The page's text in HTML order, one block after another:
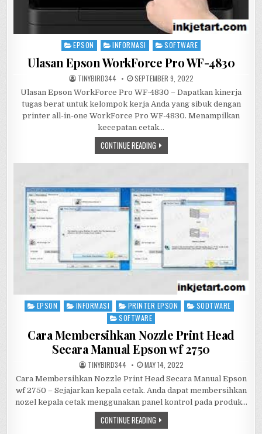
Posted
in
EPSON INFORMASI SOFTWARE
Ulasan Epson WorkForce Pro WF-4830
AUTHOR:
TINYBIRD344 PUBLISHED
DATE:
SEPTEMBER 9, 2022
Ulasan Epson WorkForce Pro WF-4830 – Dapatkan kinerja
tugas berat untuk kelompok kerja Anda yang sibuk dengan
printer all-in-one WorkForce Pro WF-4830. Menampilkan
kecepatan cetak…
CONTINUE READINGULASAN
EPSON
WORKFORCE
Posted
EPSON INFORMASI PRINTER EPSON
SODTWARE
SOFTWARE
Cara Membersihkan Nozzle Print Head
Secara Manual Epson wf 2750
AUTHOR:
TINYBIRD344 PUBLISHED
DATE:
MAY 14, 2022
Cara Membersihkan Nozzle Print Head Secara Manual Epson
wf 2750 – Sejajarkan kepala cetak. Anda dapat membersihkan
nozel kepala cetak menggunakan panel kontrol pada produk…
CONTINUE READINGCARA
MEMBERSIHKAN